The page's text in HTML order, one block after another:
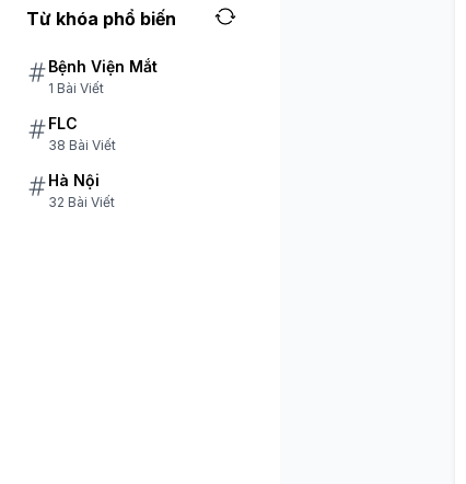
Từ khóa phổ biến
Bệnh Viện Mắt
1 Bài Viết
FLC
38 Bài Viết
Hà Nội
32 Bài Viết